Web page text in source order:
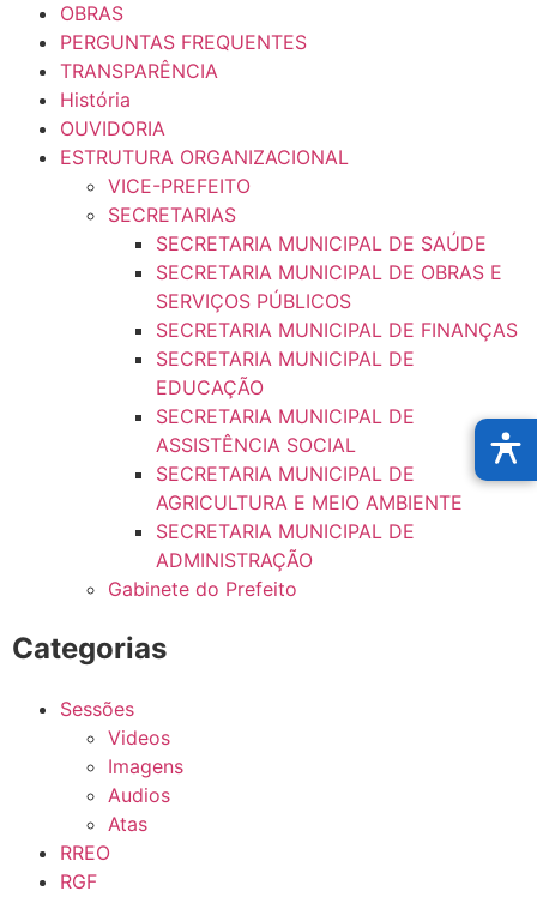
OBRAS
PERGUNTAS FREQUENTES
TRANSPARÊNCIA
História
OUVIDORIA
ESTRUTURA ORGANIZACIONAL
VICE-PREFEITO
SECRETARIAS
SECRETARIA MUNICIPAL DE SAÚDE
SECRETARIA MUNICIPAL DE OBRAS E
SERVIÇOS PÚBLICOS
SECRETARIA MUNICIPAL DE FINANÇAS
SECRETARIA MUNICIPAL DE
EDUCAÇÃO
SECRETARIA MUNICIPAL DE
ASSISTÊNCIA SOCIAL
SECRETARIA MUNICIPAL DE
AGRICULTURA E MEIO AMBIENTE
SECRETARIA MUNICIPAL DE
ADMINISTRAÇÃO
Gabinete do Prefeito
Categorias
Sessões
Videos
Imagens
Audios
Atas
RREO
RGF